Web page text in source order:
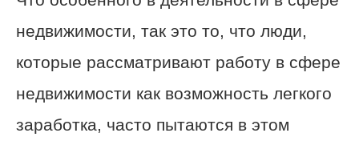
недвижимости, так это то, что люди,
которые рассматривают работу в сфере
недвижимости как возможность легкого
заработка, часто пытаются в этом